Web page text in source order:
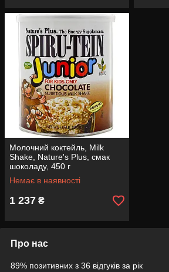
Молочний коктейль, Milk
Shake, Nature's Plus, смак
шоколаду, 450 г
Немає в наявності
1 237 ₴
Про нас
89% позитивних з 36 відгуків за рік